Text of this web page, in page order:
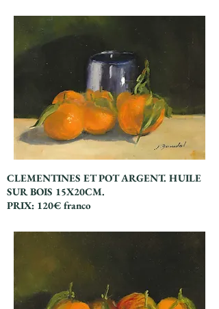
CLEMENTINES ET POT ARGENT. HUILE
SUR BOIS 15X20CM.
PRIX: 120€ franco